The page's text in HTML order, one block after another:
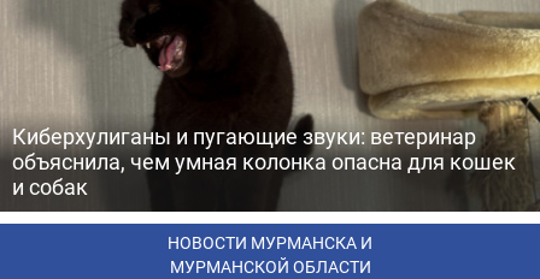
Киберхулиганы и пугающие звуки: ветеринар
объяснила, чем умная колонка опасна для кошек
и собак
НОВОСТИ МУРМАНСКА И
МУРМАНСКОЙ ОБЛАСТИ